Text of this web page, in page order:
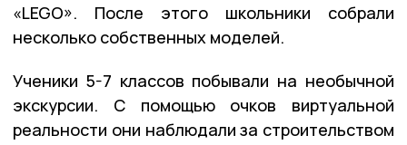
«LEGO». После этого школьники собрали
несколько собственных моделей.
Ученики 5-7 классов побывали на необычной
экскурсии. С помощью очков виртуальной
реальности они наблюдали за строительством